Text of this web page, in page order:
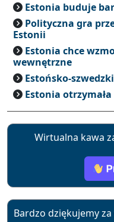
Estonia buduje
Polityczna gra
Estonii
Estonia chce
wewnętrzne
Estońsko-
Estonia otrzymała
Wirtualna kawa
Bardzo dziękujemy za